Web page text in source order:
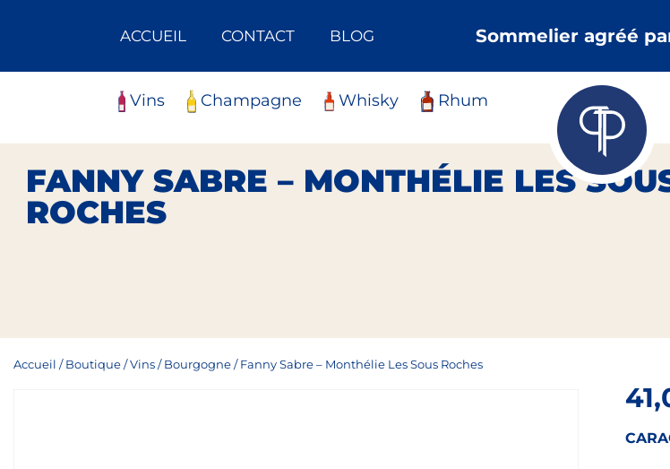
ACCUEIL CONTACT BLOG Sommelier agréé
Vins Champagne Whisky Rhum
FANNY SABRE – MONTHÉLIE LES
ROCHES
Accueil /Boutique/Vins/Bourgogne/Fanny Sabre – Monthélie Les Sous Roches